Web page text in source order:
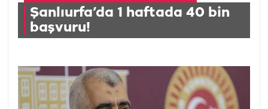
Şanlıurfa’da 1 haftada 40 bin
başvuru!